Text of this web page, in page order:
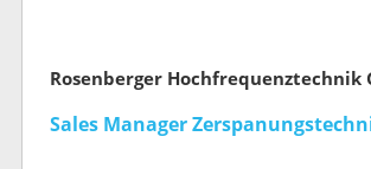
Sales Manager